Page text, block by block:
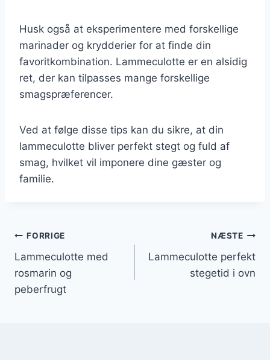
Husk også at eksperimentere med forskellige
marinader og krydderier for at finde din
favoritkombination. Lammeculotte er en alsidig
ret, der kan tilpasses mange forskellige
smagspræferencer.
Ved at følge disse tips kan du sikre, at din
lammeculotte bliver perfekt stegt og fuld af
smag, hvilket vil imponere dine gæster og
familie.
Indlægsnavigation
FORRIGE
Lammeculotte med
rosmarin og
peberfrugt
NÆSTE
Lammeculotte perfekt
stegetid i ovn